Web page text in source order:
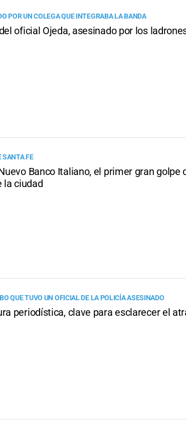
POR UN COLEGA QUE INTEGRABA LA BANDA
oficial Ojeda, asesinado por los
SANTA FE
Banco Italiano, el primer gran golpe
la ciudad
QUE TUVO UN OFICIAL DE LA POLICÍA ASESINADO
periodística, clave para esclarecer el